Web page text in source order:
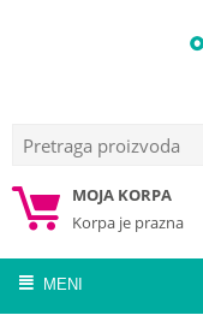
MOJA KORPA
Korpa je prazna
MENI